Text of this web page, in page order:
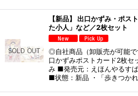
【新品】 出口かずみ・ポス
た小人」など／2枚セット
◎自社商品（卸販売が可能
口かずみポストカード2枚
み ■発売元：えほんやるす
■状態：新品 ・「歩きつか